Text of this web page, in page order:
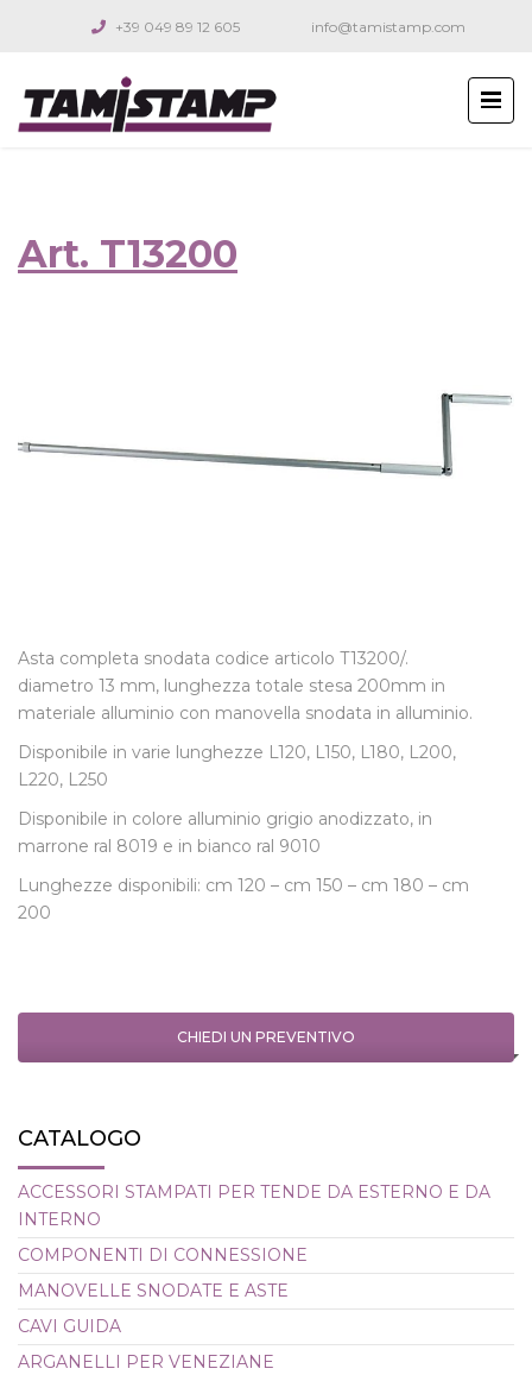
+39 049 89 12 605 info@tamistamp.com
Art. T13200
Asta completa snodata codice articolo T13200/.
diametro 13 mm, lunghezza totale stesa 200mm in
materiale alluminio con manovella snodata in alluminio.
Disponibile in varie lunghezze L120, L150, L180, L200,
L220, L250
Disponibile in colore alluminio grigio anodizzato, in
marrone ral 8019 e in bianco ral 9010
Lunghezze disponibili: cm 120 – cm 150 – cm 180 – cm
200
CHIEDI UN PREVENTIVO
CATALOGO
ACCESSORI STAMPATI PER TENDE DA ESTERNO E DA
INTERNO
COMPONENTI DI CONNESSIONE
MANOVELLE SNODATE E ASTE
CAVI GUIDA
ARGANELLI PER VENEZIANE